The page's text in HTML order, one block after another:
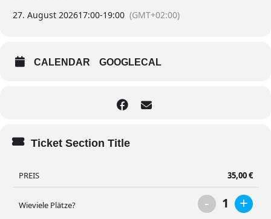
27. August 202617:00-19:00 (GMT+02:00)
CALENDAR GOOGLECAL
Ticket Section Title
PREIS 35,00€
Wieviele Plätze? - 1 +